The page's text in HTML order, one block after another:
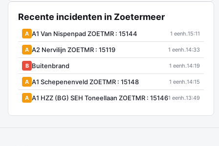
Recente incidenten in Zoetermeer
A A1 Van Nispenpad ZOETMR : 15144 1 eenh.15:11
A A2 Nervilijn ZOETMR : 15119 1 eenh.14:33
B Buitenbrand 1 eenh.14:19
A A1 Schepenenveld ZOETMR : 15148 1 eenh.14:15
A A1 HZZ (BG) SEH Toneellaan ZOETMR : 151461 eenh.13:49